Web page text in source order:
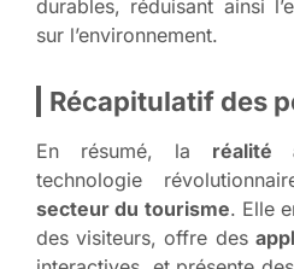
durables, réduisant ainsi
sur l’environnement.
Récapitulatif des
En résumé, la réalité
technologie
secteur du tourisme. Elle
des visiteurs, offre des